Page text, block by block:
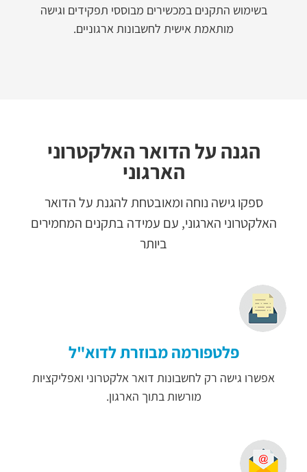
בשימוש התקנים במכשירים מבוססי תפקידים וגישה
מותאמת אישית לחשבונות ארגוניים.
הגנה על הדואר האלקטרוני
הארגוני
ספקו גישה נוחה ומאובטחת להגנת על הדואר
האלקטרוני הארגוני, עם עמידה בתקנים המחמירים
ביותר
פלטפורמה מבוזרת לדוא"ל
אפשרו גישה רק לחשבונות דואר אלקטרוני ואפליקציות
מורשות בתוך הארגון.